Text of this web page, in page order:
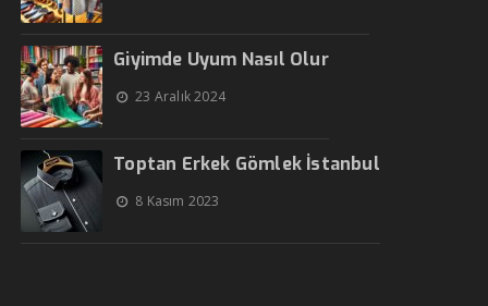
Giyimde Uyum Nasıl Olur
23 Aralık 2024
Toptan Erkek Gömlek İstanbul
8 Kasım 2023